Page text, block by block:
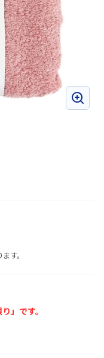
す。
」です。